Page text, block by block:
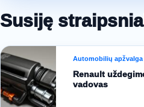
Susiję
Automobilių apžvalga
Renault
vadovas